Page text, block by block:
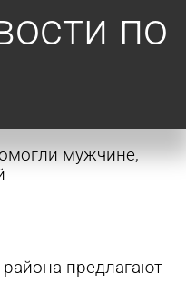
по
мужчине,
предлагают